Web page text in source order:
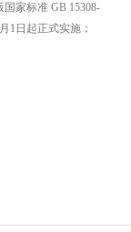
家标准 GB 15308-
1日起正式实施；